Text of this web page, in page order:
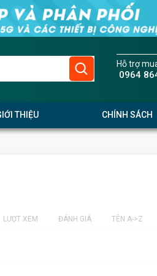
Hỗ trợ
0964
THIỆU CHÍNH SÁCH
LƯỢT XEM ĐÁNH GIÁ TÊN A->Z